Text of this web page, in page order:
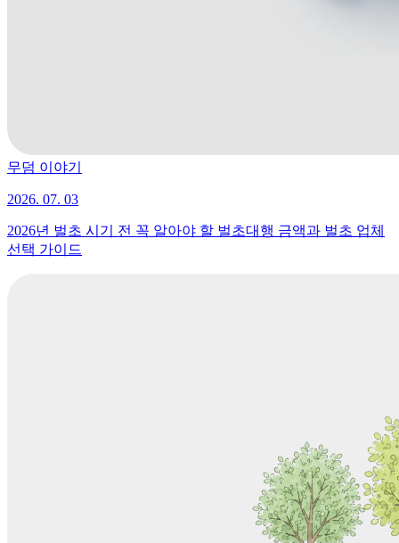
무덤 이야기
2026. 07. 03
2026년 벌초 시기 전 꼭 알아야 할 벌초대행 금액과 벌초 업체
선택 가이드